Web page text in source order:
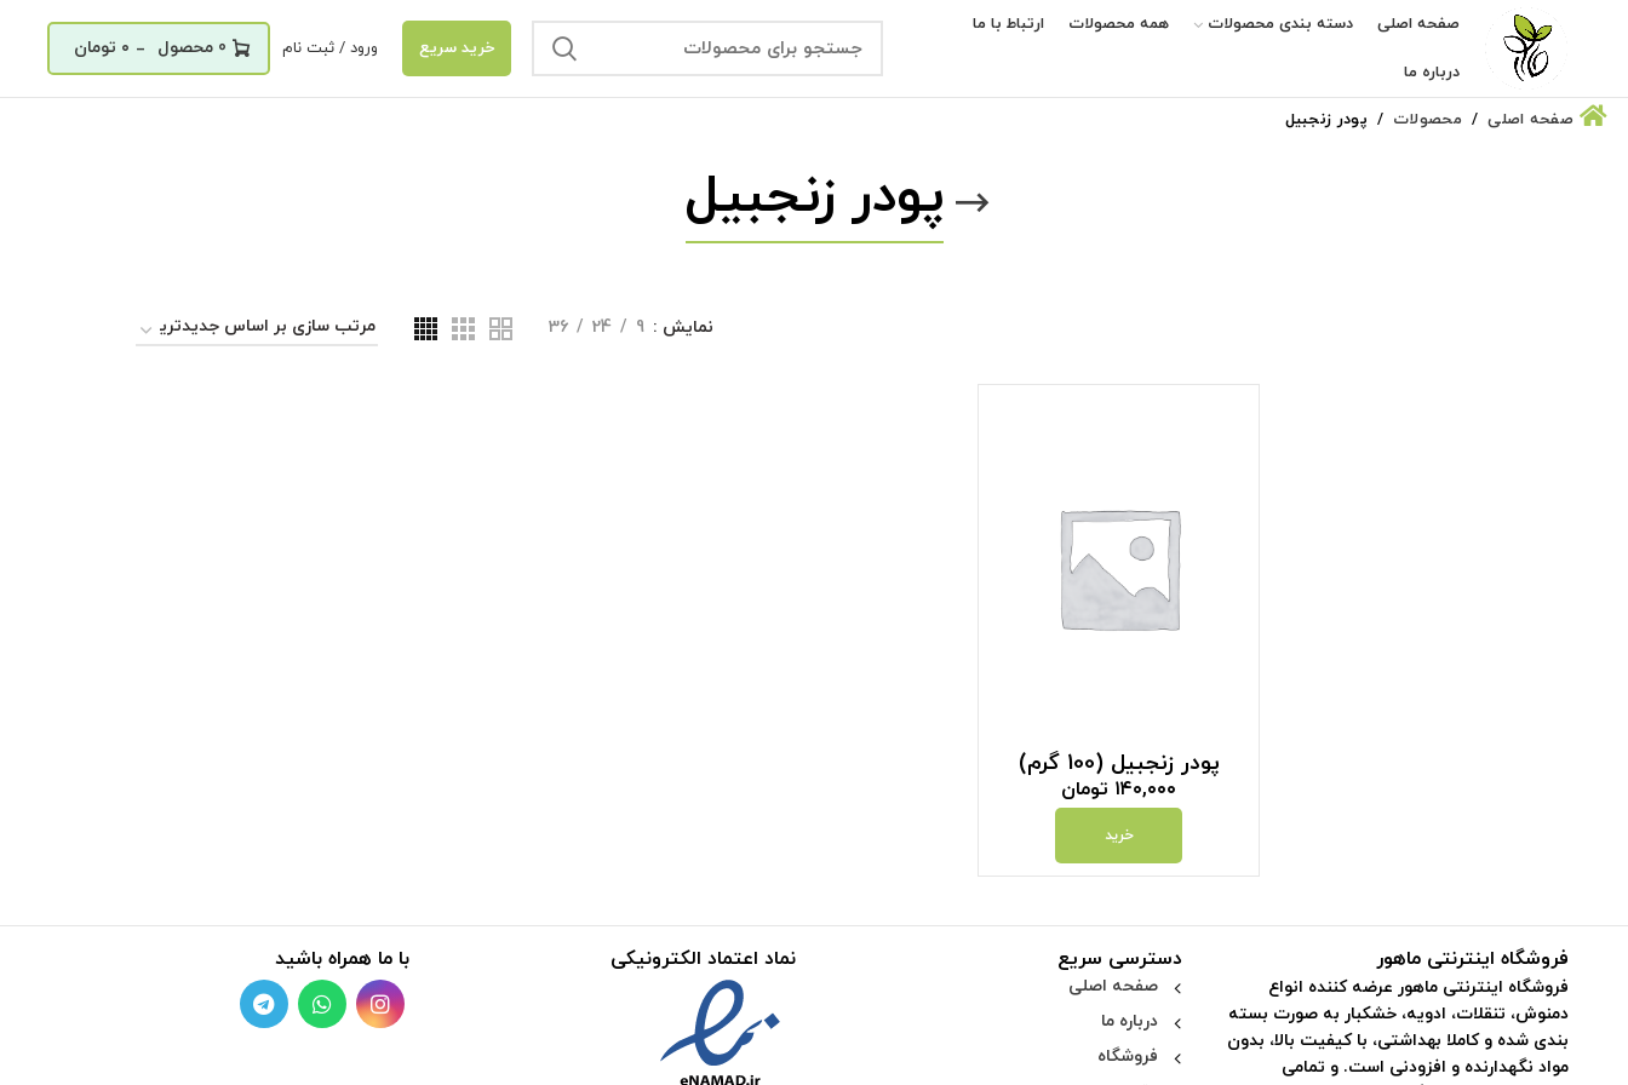
صفحه اصلی دسته بندی محصولات همه محصولات ارتباط با ما
درباره ما
خرید سریع ورود / ثبت نام 0
_ ۰ تومان
صفحه اصلی محصولات پودر زنجبیل
پودر زنجبیل
نمایش 9
24
36
پودر زنجبیل (100 گرم)
۱۴۰,۰۰۰ تومان
خرید
با ما همراه باشید نماد اعتماد الکترونیکی دسترسی سریع
صفحه اصلی
درباره ما
فروشگاه
فروشگاه اینترنتی ماهور
فروشگاه اینترنتی ماهور عرضه کننده انواع
دمنوش، تنقلات، ادویه، خشکبار به صورت بسته
بندی شده و کاملا بهداشتی، با کیفیت بالا، بدون
مواد نگهدارنده و افزودنی است. و تمامی